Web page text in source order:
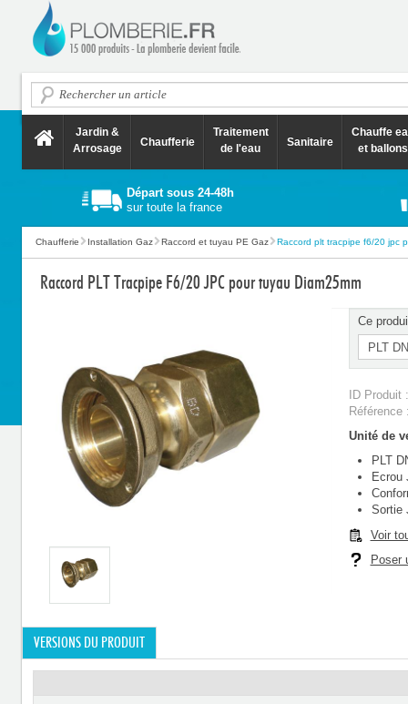
Jardin &
Arrosage
Chaufferie
Traitement
de l'eau
Sanitaire
Chauffe
et ballons
Départ sous 24-48h
sur toute la france
Chaufferie Installation Gaz Raccord et tuyau PE Gaz Raccord plt tracpipe f6/20 jpc
Raccord PLT Tracpipe F6/20 JPC pour tuyau Diam25mm
Ce
ID Produit
Unité de
PLT
Ecrou
Sortie
Voir
Poser
VERSIONS DU PRODUIT